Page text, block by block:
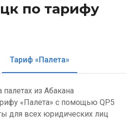
по тарифу
Тариф «Палета»
палетах из Абакана
«Палета» с помощью QP5
для всех юридических лиц